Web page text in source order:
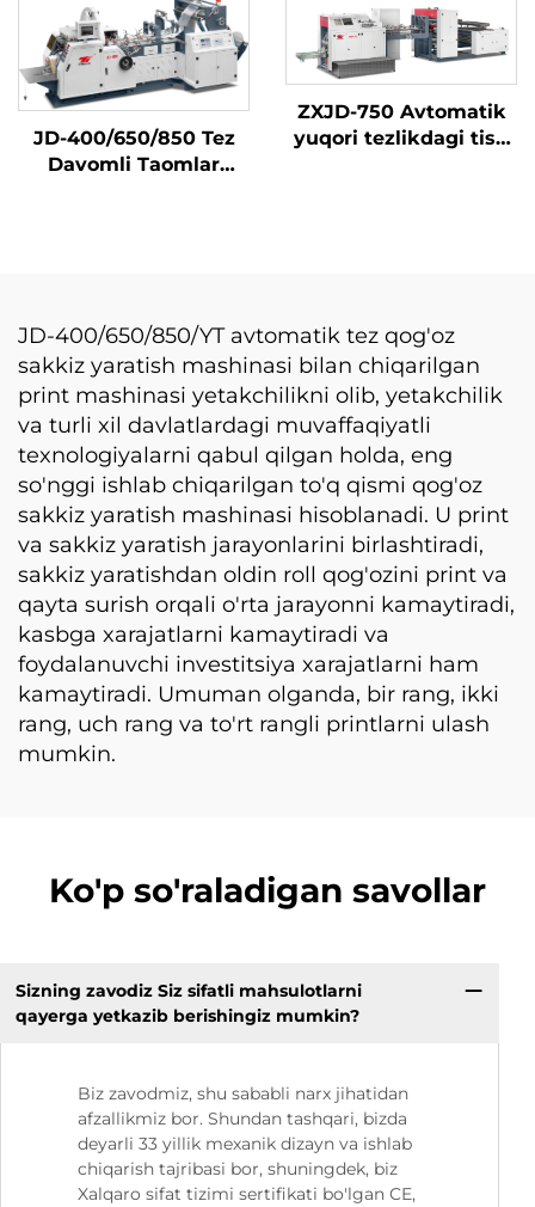
sumkasini tayyorlash
mashinasi
JD-400/650/850 Tez
Davomli Taomlar
ZXJD-750 Avtomatik
yuqori tezlikdagi tish
JD-400/650/850/YT avtomatik tez qog'oz
sakkiz yaratish mashinasi bilan chiqarilgan
print mashinasi yetakchilikni olib, yetakchilik
va turli xil davlatlardagi muvaffaqiyatli
texnologiyalarni qabul qilgan holda, eng
so'nggi ishlab chiqarilgan to'q qismi qog'oz
sakkiz yaratish mashinasi hisoblanadi. U print
va sakkiz yaratish jarayonlarini birlashtiradi,
sakkiz yaratishdan oldin roll qog'ozini print va
qayta surish orqali o'rta jarayonni kamaytiradi,
kasbga xarajatlarni kamaytiradi va
foydalanuvchi investitsiya xarajatlarni ham
kamaytiradi. Umuman olganda, bir rang, ikki
rang, uch rang va to'rt rangli printlarni ulash
mumkin.
Ko'p so'raladigan savollar
Sizning zavodiz Siz sifatli mahsulotlarni
qayerga yetkazib berishingiz mumkin?
Biz zavodmiz, shu sababli narx jihatidan
afzallikmiz bor. Shundan tashqari, bizda
deyarli 33 yillik mexanik dizayn va ishlab
chiqarish tajribasi bor, shuningdek, biz
Xalqaro sifat tizimi sertifikati bo'lgan CE,